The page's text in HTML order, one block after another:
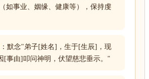
如事业、姻缘、健康等），保持虔
：默念"弟子[姓名]，生于[生辰]，现
[事由]叩问神明，伏望慈悲垂示。"